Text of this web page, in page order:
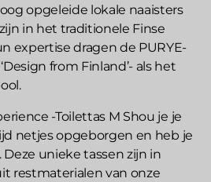
opgeleide lokale naaisters
in het traditionele Finse
expertise dragen de PURYE-
from Finland’- als het
-Toilettas M Shou je je
netjes opgeborgen en heb je
unieke tassen zijn in
restmaterialen van onze